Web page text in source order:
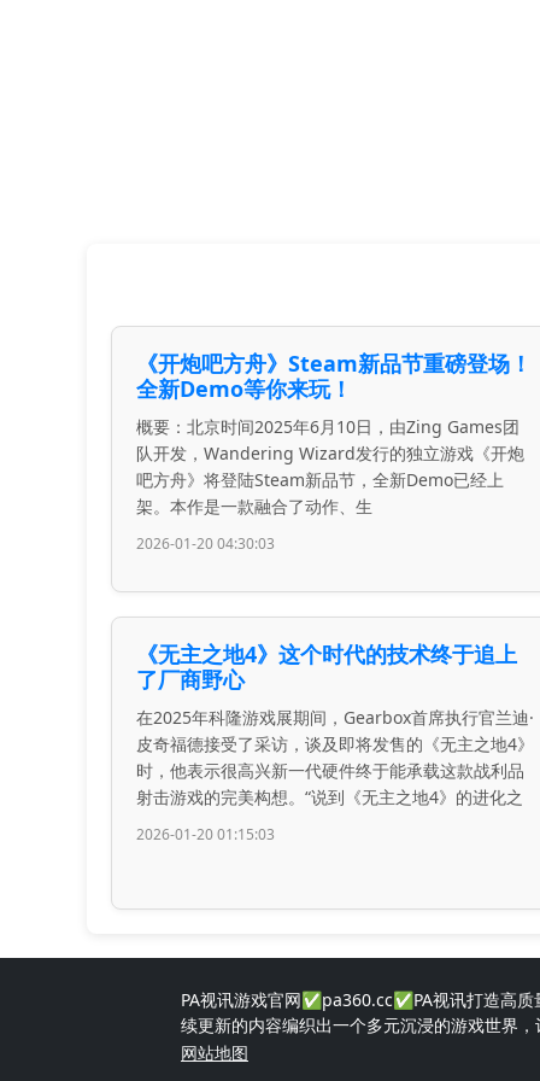
《开炮吧方舟》Steam新品节重磅登场！
全新Demo等你来玩！
概要：北京时间2025年6月10日，由Zing Games团
队开发，Wandering Wizard发行的独立游戏《开炮
吧方舟》将登陆Steam新品节，全新Demo已经上
架。本作是一款融合了动作、生
2026-01-20 04:30:03
《无主之地4》这个时代的技术终于追上
了厂商野心
在2025年科隆游戏展期间，Gearbox首席执行官兰迪·
皮奇福德接受了采访，谈及即将发售的《无主之地4》
时，他表示很高兴新一代硬件终于能承载这款战利品
射击游戏的完美构想。“说到《无主之地4》的进化之
2026-01-20 01:15:03
PA视讯游戏官网✅pa360.cc✅PA视讯打造高
续更新的内容编织出一个多元沉浸的游戏世界
网站地图